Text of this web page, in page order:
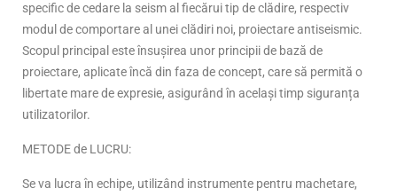
specific de cedare la seism al fiecărui tip de clădire, respectiv
modul de comportare al unei clădiri noi, proiectare antiseismic.
Scopul principal este însușirea unor principii de bază de
proiectare, aplicate încă din faza de concept, care să permită o
libertate mare de expresie, asigurând în același timp siguranța
utilizatorilor.
METODE de LUCRU:
Se va lucra în echipe, utilizând instrumente pentru machetare,